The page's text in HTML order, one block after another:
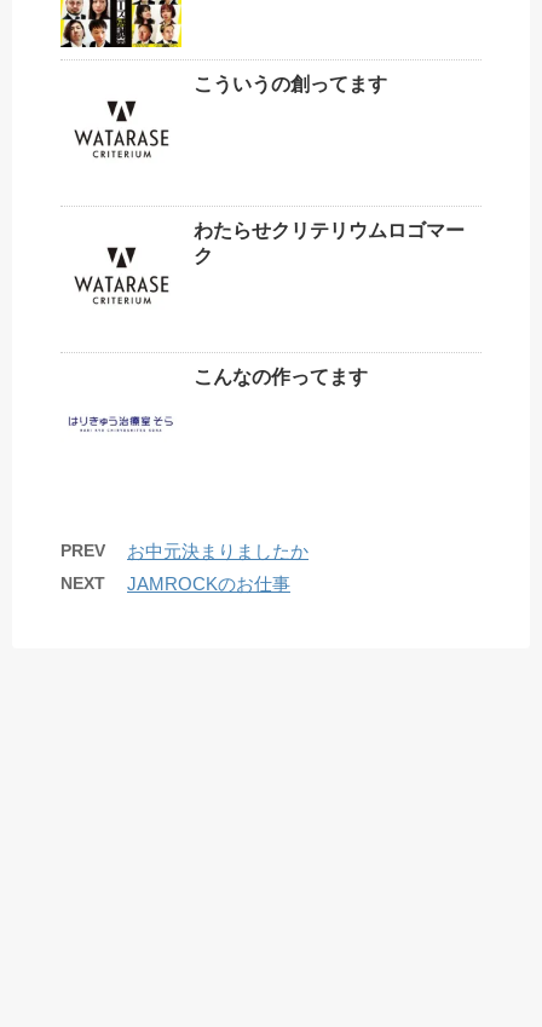
こういうの創ってます
わたらせクリテリウムロゴマー
ク
こんなの作ってます
PREV お中元決まりましたか️
NEXT JAMROCKのお仕事